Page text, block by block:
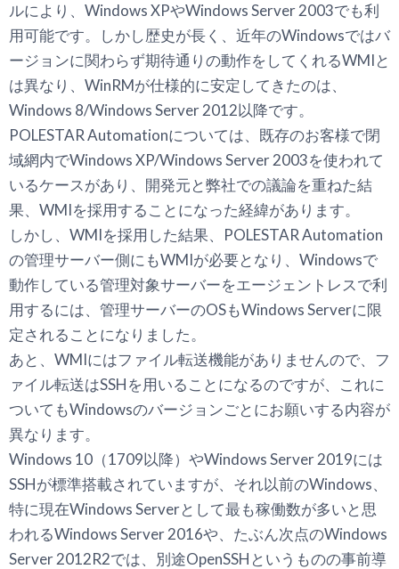
ルにより、Windows XPやWindows Server 2003でも利
用可能です。しかし歴史が長く、近年のWindowsではバ
ージョンに関わらず期待通りの動作をしてくれるWMIと
は異なり、WinRMが仕様的に安定してきたのは、
Windows 8/Windows Server 2012以降です。
POLESTAR Automationについては、既存のお客様で閉
域網内でWindows XP/Windows Server 2003を使われて
いるケースがあり、開発元と弊社での議論を重ねた結
果、WMIを採用することになった経緯があります。
しかし、WMIを採用した結果、POLESTAR Automation
の管理サーバー側にもWMIが必要となり、Windowsで
動作している管理対象サーバーをエージェントレスで利
用するには、管理サーバーのOSもWindows Serverに限
定されることになりました。
あと、WMIにはファイル転送機能がありませんので、フ
ァイル転送はSSHを用いることになるのですが、これに
ついてもWindowsのバージョンごとにお願いする内容が
異なります。
Windows 10（1709以降）やWindows Server 2019には
SSHが標準搭載されていますが、それ以前のWindows、
特に現在Windows Serverとして最も稼働数が多いと思
われるWindows Server 2016や、たぶん次点のWindows
Server 2012R2では、別途OpenSSHというものの事前導